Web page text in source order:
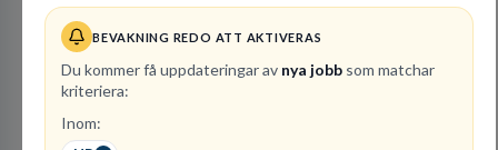
BEVAKNING REDO ATT AKTIVERAS
Du kommer få uppdateringar av nya jobb som matchar
kriteriera:
Inom: